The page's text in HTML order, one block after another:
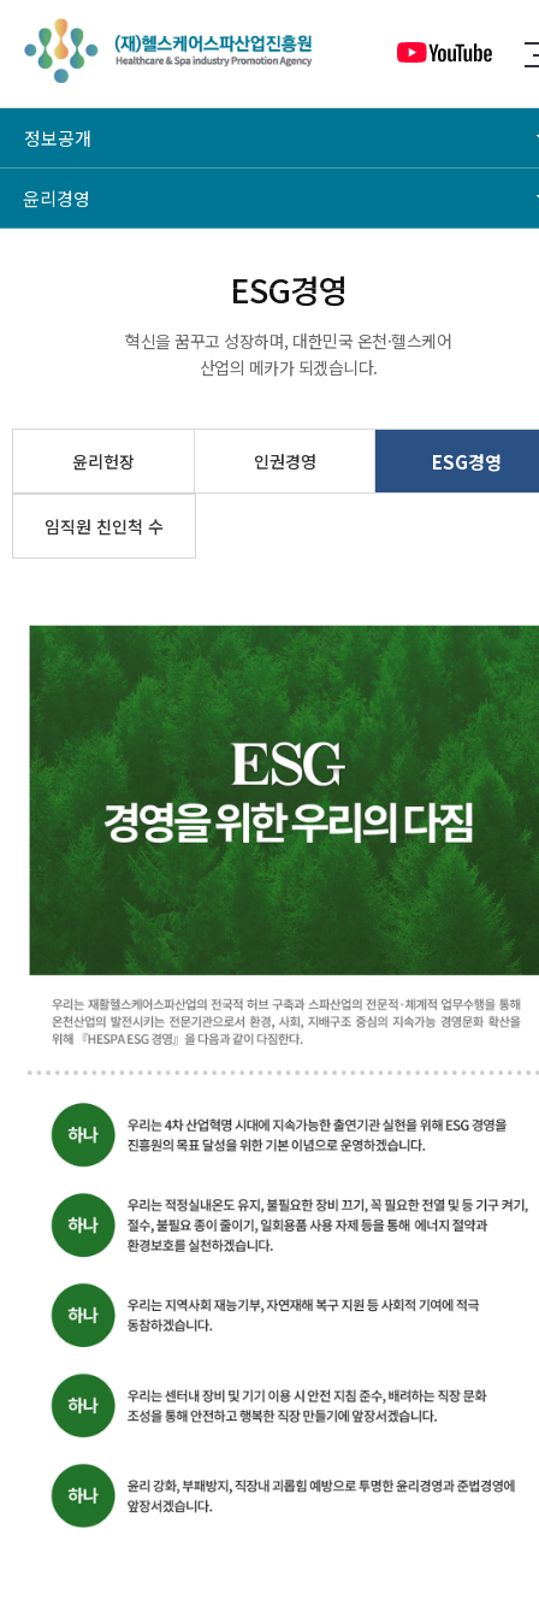
정보공개
윤리경영
ESG경영
혁신을 꿈꾸고 성장하며, 대한민국 온천·헬스케어
산업의 메카가 되겠습니다.
윤리헌장 인권경영 ESG경영
임직원 친인척 수